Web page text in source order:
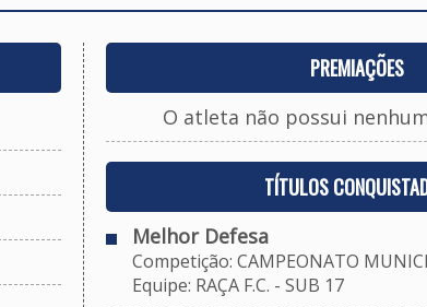
PREMIAÇÕES
O atleta não possui
TÍTULOS
Melhor Defesa
Competição: CAMPEONATO
Equipe: RAÇA F.C. - SUB 17